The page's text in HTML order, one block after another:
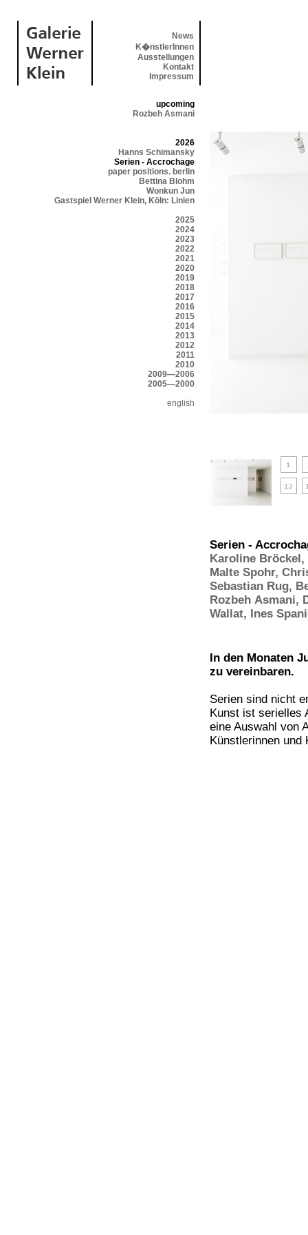
News
K�nstlerInnen
Ausstellungen
Kontakt
Impressum
upcoming
Rozbeh Asmani
2026
Hanns Schimansky
Serien - Accrochage
paper positions. berlin
Bettina Blohm
Wonkun Jun
Gastspiel Werner Klein, Köln: Linien
2025
2024
2023
2022
2021
2020
2019
2018
2017
2016
2015
2014
2013
2012
2011
2010
2009—2006
2005—2000
english
Serien -
Karoline Bröckel,
Malte Spohr,
Sebastian Rug,
Rozbeh Asmani,
Wallat, Ines
In den Monaten
zu vereinbaren.
Serien sind nicht
Kunst ist serielles
eine Auswahl von
Künstlerinnen und